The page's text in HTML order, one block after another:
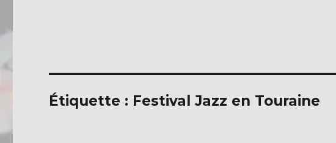
Étiquette : Festival Jazz en Touraine